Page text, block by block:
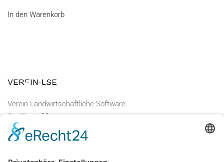
In den Warenkorb
Verein Landwirtschaftliche Software
Am Kamp 11
D - 24783 Osterrönfeld
PRODUKT